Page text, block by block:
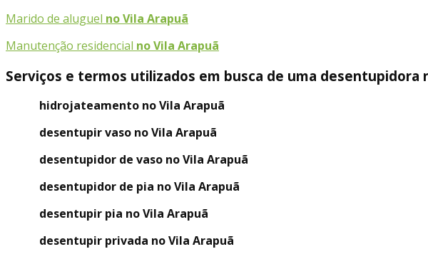
Marido de aluguel no Vila Arapuã
Manutenção residencial no Vila Arapuã
Serviços e termos utilizados em busca de uma desentupidora
hidrojateamento no Vila Arapuã
desentupir vaso no Vila Arapuã
desentupidor de vaso no Vila Arapuã
desentupidor de pia no Vila Arapuã
desentupir pia no Vila Arapuã
desentupir privada no Vila Arapuã